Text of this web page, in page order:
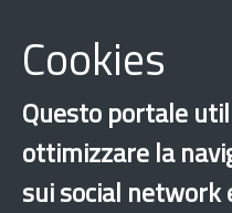
Cookies
Questo portale
ottimizzare la
sui social network